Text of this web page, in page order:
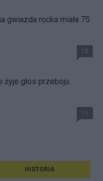
gwiazda rocka miała 75
15
żyje głos przeboju
11
HISTORIA